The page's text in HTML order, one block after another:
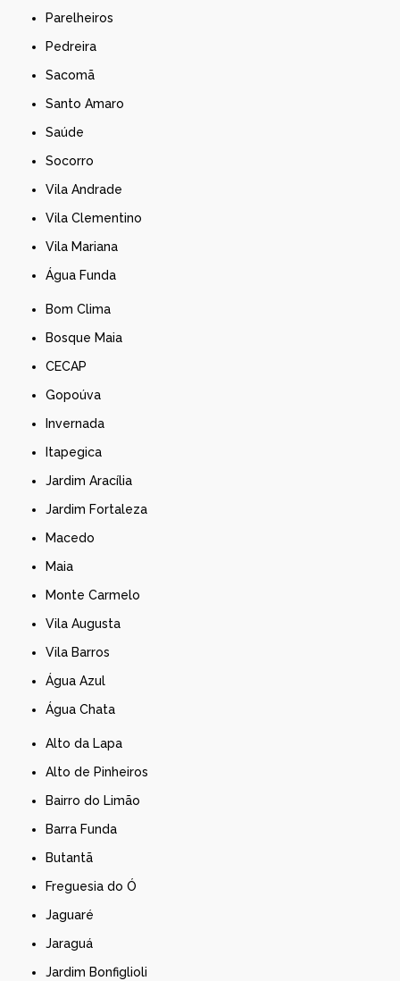
Parelheiros
Pedreira
Sacomã
Santo Amaro
Saúde
Socorro
Vila Andrade
Vila Clementino
Vila Mariana
Água Funda
Bom Clima
Bosque Maia
CECAP
Gopoúva
Invernada
Itapegica
Jardim Aracília
Jardim Fortaleza
Macedo
Maia
Monte Carmelo
Vila Augusta
Vila Barros
Água Azul
Água Chata
Alto da Lapa
Alto de Pinheiros
Bairro do Limão
Barra Funda
Butantã
Freguesia do Ó
Jaguaré
Jaraguá
Jardim Bonfiglioli